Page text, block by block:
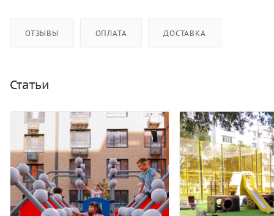
ОТЗЫВЫ ОПЛАТА ДОСТАВКА
Статьи